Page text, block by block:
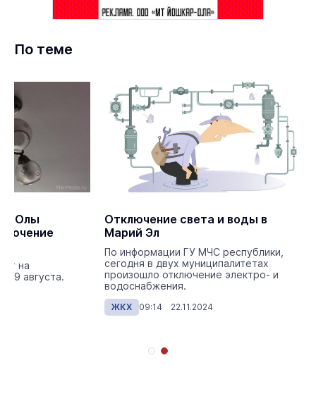
По теме
Олы
на
19 августа.
Отключение света и воды в
Марий Эл
По информации ГУ МЧС республики,
сегодня в двух муниципалитетах
произошло отключение электро- и
водоснабжения.
ЖКХ 09:14 22.11.2024